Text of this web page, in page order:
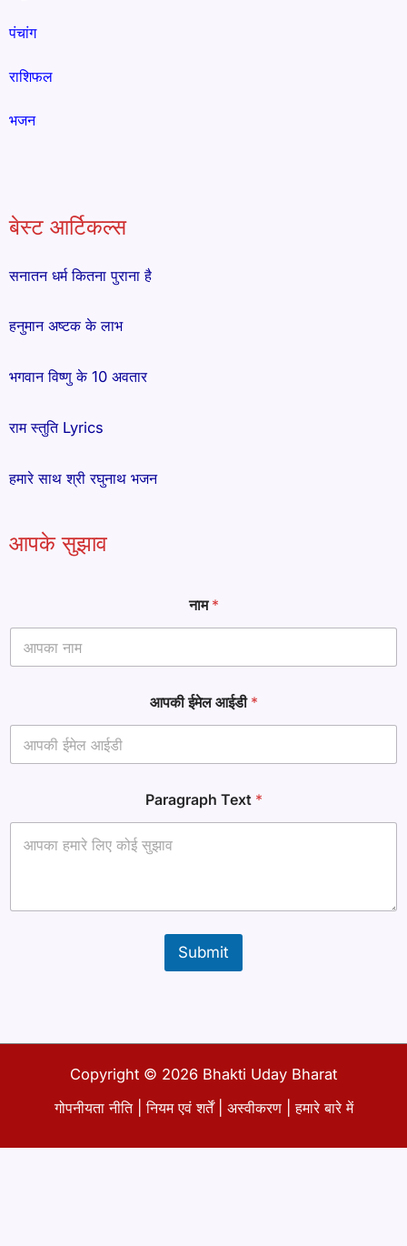
पंचांग
राशिफल
भजन
बेस्ट आर्टिकल्स
सनातन धर्म कितना पुराना है
हनुमान अष्टक के लाभ
भगवान विष्णु के 10 अवतार
राम स्तुति Lyrics
हमारे साथ श्री रघुनाथ भजन
आपके सुझाव
नाम*
a
r
a
p
h
e
x
t
आपकी ईमेल आईडी *
Paragraph Text *
Submit
Copyright © 2026 Bhakti Uday Bharat
गोपनीयता नीति|नियम एवं शर्तें| अस्वीकरण |हमारे बारे में